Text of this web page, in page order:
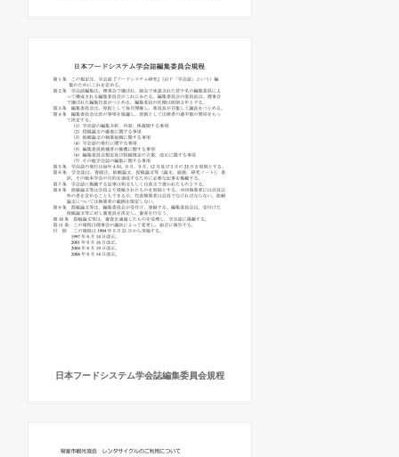
日本フードシステム学会誌編集委員会規程